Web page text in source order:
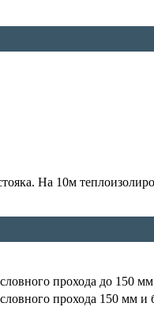
На 10м
прохода до 150
прохода 150 мм и